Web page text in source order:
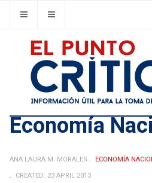
Economí­a
ANA LAURA M. MORALES
ECONOMÍ­A
CREATED: 23 APRIL 2013